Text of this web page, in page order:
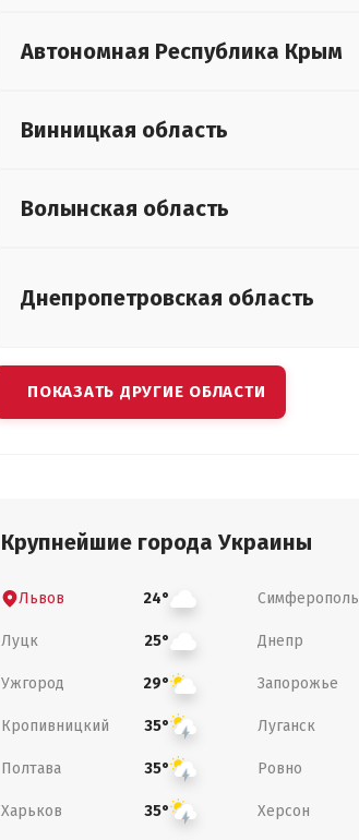
Автономная Республика Крым
Винницкая область
Волынская область
Днепропетровская область
ПОКАЗАТЬ ДРУГИЕ ОБЛАСТИ
Крупнейшие города Украины
Львов 24° Симферополь
Луцк 25° Днепр
Ужгород 29° Запорожье
Кропивницкий 35° Луганск
Полтава 35° Ровно
Харьков 35° Херсон